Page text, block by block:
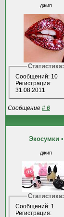
джип
Статистика:
Сообщений: 10
Регистрация:
31.08.2011
Сообщение # 6
Экосумки •
джип
Статистика:
Сообщений: 1
Регистрация: